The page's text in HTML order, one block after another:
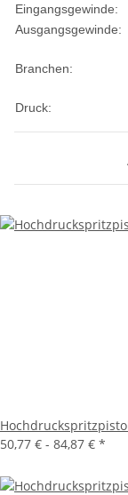
Eingangsgewinde:
Ausgangsgewinde:
Branchen:
Druck:
50,77 € - 84,87 € *